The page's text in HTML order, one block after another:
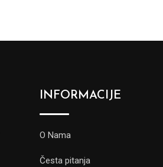
INFORMACIJE
O Nama
Česta pitanja